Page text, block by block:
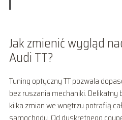
Jak zmienić wygląd
Audi TT?
Tuning optyczny TT pozwala
bez ruszania mechaniki. Delikatny
kilka zmian we wnętrzu potrafią